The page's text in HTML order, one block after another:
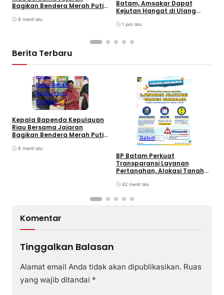
Bagikan Bendera Merah Putih
Bermotor di Kantor Samsat
8 menit lalu
Batam, Amsakar Dapat
Kejutan Hangat di Ulang
1 jam lalu
Berita Terbaru
Batam
Berita Terbaru
Berita Utama
Peristiwa
Kepala Bapenda Kepulauan
Riau Bersama Jajaran
Bagikan Bendera Merah Putih
Bermotor di Kantor Samsat
8 menit lalu
Batam
BP Batam Perkuat
Transparansi Layanan
Pertanahan, Alokasi Tanah
LMS42 menit lalu
Komentar
Tinggalkan Balasan
Alamat email Anda tidak akan dipublikasikan. Ruas
yang wajib ditandai *